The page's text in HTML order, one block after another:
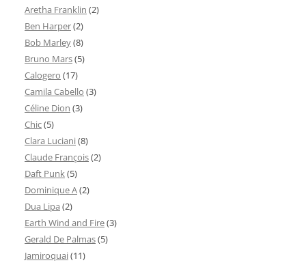
Aretha Franklin (2)
Ben Harper(2)
Bob Marley(8)
Bruno Mars(5)
Calogero (17)
Camila Cabello (3)
Céline Dion (3)
Chic(5)
Clara Luciani(8)
Claude François(2)
Daft Punk(5)
Dominique A(2)
Dua Lipa (2)
Earth Wind and Fire(3)
Gerald De Palmas(5)
Jamiroquai(11)